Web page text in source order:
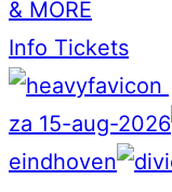
& MORE
Info Tickets
za 15-aug-2026
eindhoven